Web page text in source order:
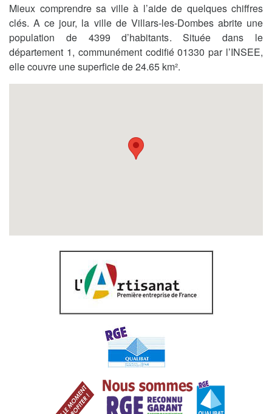
Mieux comprendre sa ville à l’aide de quelques chiffres
clés. A ce jour, la ville de Villars-les-Dombes abrite une
population de 4399 d’habitants. Située dans le
département 1, communément codifié 01330 par l’INSEE,
elle couvre une superficie de 24.65 km².